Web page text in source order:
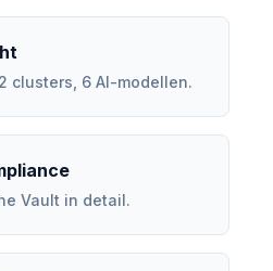
clusters, 6 AI-modellen.
Vault in detail.